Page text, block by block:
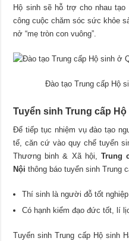
Hộ sinh sẽ hỗ trợ cho nhau tạo
công cuộc chăm sóc sức khỏe
nở “mẹ tròn con vuông”.
Đào tạo Trung cấp Hộ
Tuyển sinh Trung cấp Hộ
Để tiếp tục nhiệm vụ đào tạo
tế, căn cứ vào quy chế tuyển
Thương binh & Xã hội, Trung
Nội thông báo tuyển sinh Trung
Thí sinh là người đỗ tốt
Có hạnh kiểm đạo đức tốt, lí
Tuyển sinh Trung cấp Hộ sinh